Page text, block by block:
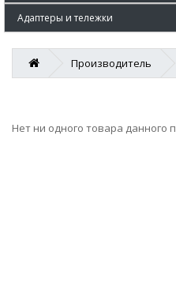
Адаптеры и тележки
Производитель
Нет ни одного товара данного